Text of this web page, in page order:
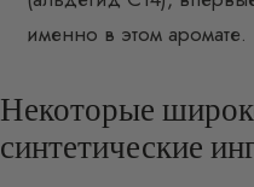
именно в этом аромате.
Некоторые
синтетические